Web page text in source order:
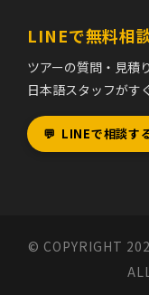
LINEで無料相
ツアーの質問・見積
日本語スタッフがす
💬 LINEで相談す
© COPYRIGHT